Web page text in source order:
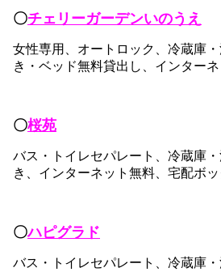
〇チェリーガーデンいのうえ
女性専用、オートロック、冷蔵庫
き・ベッド無料貸出し、インター
〇桜苑
バス・トイレセパレート、冷蔵庫
き、インターネット無料、宅配ボ
〇ハピグラド
バス・トイレセパレート、冷蔵庫